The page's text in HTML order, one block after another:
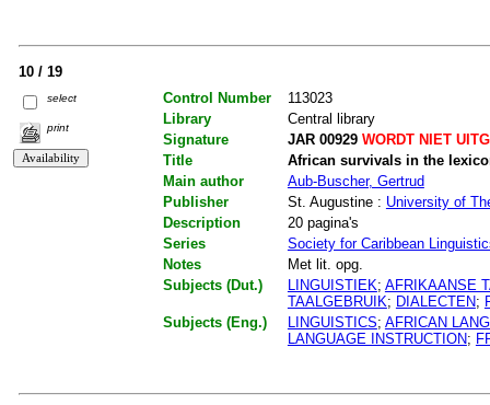
10 / 19
select
print
Control Number
113023
Library
Central library
Signature
JAR 00929WORDT NIET
Title
African survivals in the
Main author
Aub-Buscher, Gertrud
Publisher
St. Augustine : University of
Description
20 pagina's
Series
Society for Caribbean
Notes
Met lit. opg.
Subjects (Dut.)
LINGUISTIEK; AFRIKAANSE
TAALGEBRUIK; DIALECTEN;
Subjects (Eng.)
LINGUISTICS; AFRICAN
LANGUAGE INSTRUCTION;